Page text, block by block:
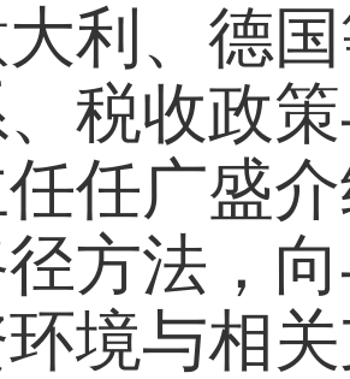
利、德
、税收政
任广盛
方法，
境与相